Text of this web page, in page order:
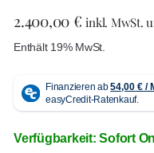
2.400,00€ inkl. MwSt.
Enthält 19% MwSt.
Verfügbarkeit: Sofort